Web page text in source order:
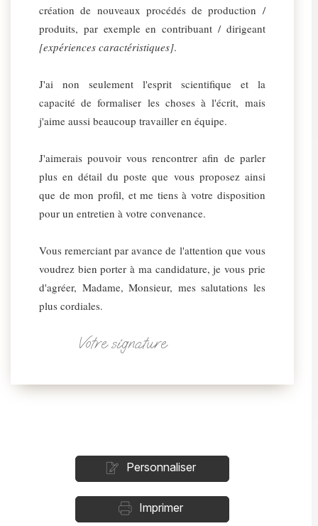
création de nouveaux procédés de production /
produits, par exemple en contribuant / dirigeant
[expériences caractéristiques].
J'ai non seulement l'esprit scientifique et la
capacité de formaliser les choses à l'écrit, mais
j'aime aussi beaucoup travailler en équipe.
J'aimerais pouvoir vous rencontrer afin de parler
plus en détail du poste que vous proposez ainsi
que de mon profil, et me tiens à votre disposition
pour un entretien à votre convenance.
Vous remerciant par avance de l'attention que vous
voudrez bien porter à ma candidature, je vous prie
d'agréer, Madame, Monsieur, mes salutations les
plus cordiales.
Votre signature
Personnaliser
Imprimer